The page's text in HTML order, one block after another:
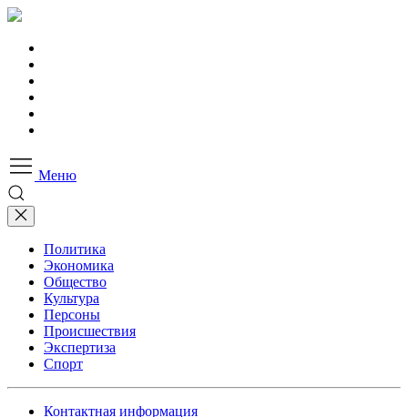
Меню
Политика
Экономика
Общество
Культура
Персоны
Происшествия
Экспертиза
Спорт
Контактная информация